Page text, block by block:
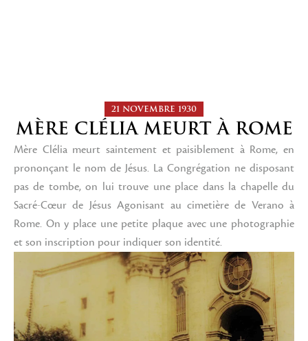
21 NOVEMBRE 1930
MÈRE CLÉLIA MEURT À ROME
Mère Clélia meurt saintement et paisiblement à Rome, en
prononçant le nom de Jésus. La Congrégation ne disposant
pas de tombe, on lui trouve une place dans la chapelle du
Sacré-Cœur de Jésus Agonisant au cimetière de Verano à
Rome. On y place une petite plaque avec une photographie
et son inscription pour indiquer son identité.